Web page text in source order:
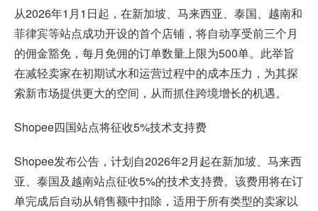
从2026年1月1日起，在新加坡、马来西亚、泰国、越南和
菲律宾等站点成功开设的首个店铺，将自动享受前三个月
的佣金豁免，每月免佣的订单数量上限为500单。此举旨
在减轻卖家在初期试水和运营过程中的成本压力，为其探
索新市场提供更大的空间，从而抓住跨境增长的机遇。
Shopee四国站点将征收5%技术支持费
Shopee发布公告，计划自2026年2月起在新加坡、马来西
亚、泰国及越南站点征收5%的技术支持费。该费用将在订
单完成后自动从销售额中扣除，适用于所有类型的卖家以